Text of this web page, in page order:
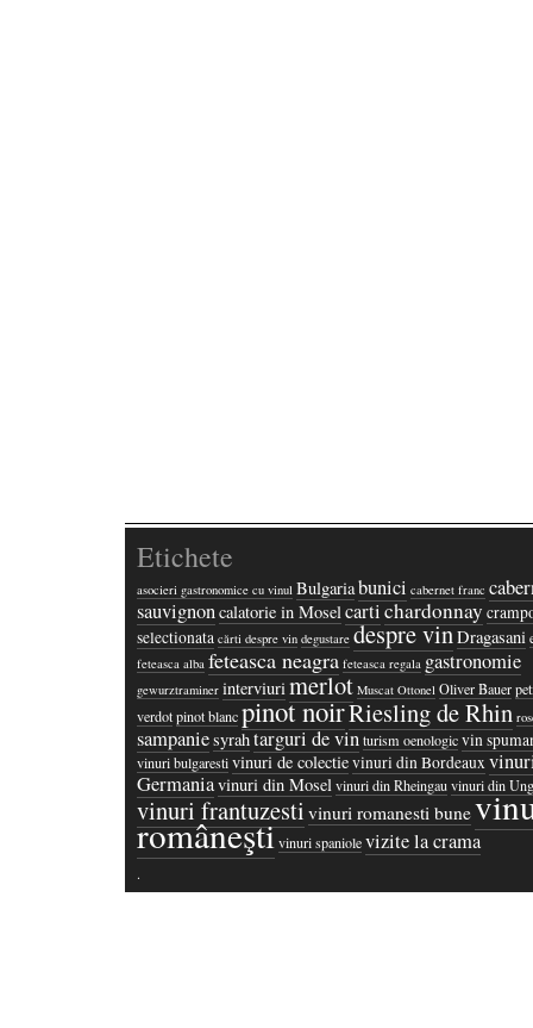
Etichete
asocieri gastronomice cu vinul Bulgariabunici cabernet franc
sauvignoncalatorie in Mosel cartichardonnay
selectionata cărti despre vin degustare despre vinDragasani
feteasca alba feteasca neagra feteasca regala gastronomie
gewurztraminer interviuri merlot Muscat Ottonel Oliver Bauer
verdotpinot blancpinot noirRiesling de Rhin
sampaniesyrahtarguri de vinturism oenologicvin
vinuri bulgarestivinuri de colectievinuri din Bordeaux
Germaniavinuri din Mosel vinuri din Rheingauvinuri din
vinuri frantuzesti vinuri romanesti bune
româneştivinuri spaniolevizite la crama
·